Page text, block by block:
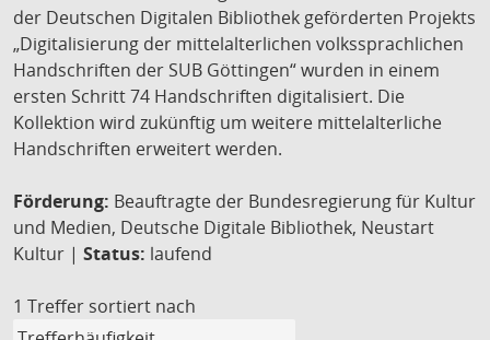
der Deutschen Digitalen Bibliothek geförderten Projekts
„Digitalisierung der mittelalterlichen volkssprachlichen
Handschriften der SUB Göttingen“ wurden in einem
ersten Schritt 74 Handschriften digitalisiert. Die
Kollektion wird zukünftig um weitere mittelalterliche
Handschriften erweitert werden.
Förderung: Beauftragte der Bundesregierung für Kultur
und Medien, Deutsche Digitale Bibliothek, Neustart
Kultur | Status: laufend
1 Treffer sortiert nach